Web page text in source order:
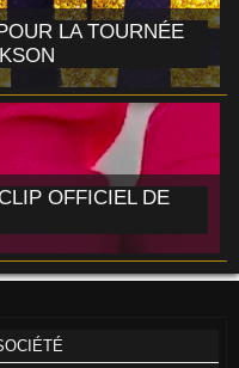
LA TOURNÉE
OFFICIEL DE